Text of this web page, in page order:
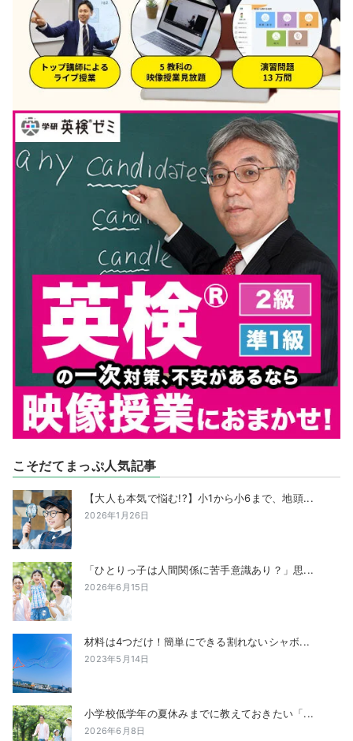
こそだてまっぷ人気記事
【大人も本気で悩む!?】小1から小6まで、地頭...
2026年1月26日
「ひとりっ子は人間関係に苦手意識あり？」思...
2026年6月15日
材料は4つだけ！簡単にできる割れないシャボ...
2023年5月14日
小学校低学年の夏休みまでに教えておきたい「...
2026年6月8日